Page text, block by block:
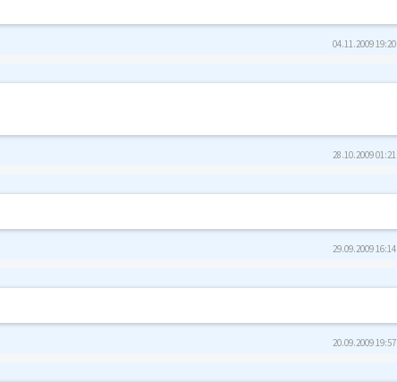
04.11.2009 19:20
28.10.2009 01:21
29.09.2009 16:14
20.09.2009 19:57